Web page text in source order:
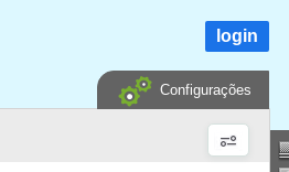
login
Configurações